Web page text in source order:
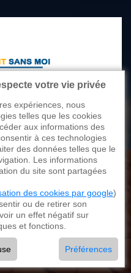
Mentions légales
votre vie privée
expériences, nous
telles que les cookies
aux informations des
à ces technologies
des données telles que le
Les informations
du site sont partagées
des cookies par google)
ou de retirer son
un effet négatif sur
et fonctions.
Préférences